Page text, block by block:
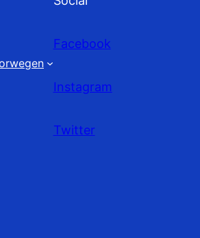
Facebook
Instagram
Twitter